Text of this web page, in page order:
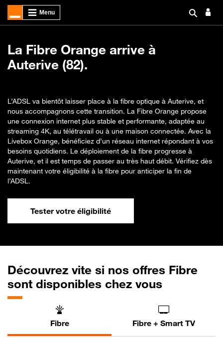
La Fibre Orange arrive à
Auterive (82).
L’ADSL va bientôt laisser place à la fibre optique à Auterive, et
nous accompagnons cette transition. La Fibre Orange propose
une connexion internet plus stable et performante, adaptée au
streaming 4K, au télétravail ou à une maison connectée. Avec la
Livebox Orange, bénéficiez d’un réseau internet répondant à vos
besoins quotidiens. Le déploiement de la fibre progresse à
Auterive, et il est temps de passer au très haut débit. Vérifiez dès
maintenant votre éligibilité à la fibre pour anticiper la fin de
l’ADSL.
Tester votre éligibilité
Découvrez vite si nos offres Fibre
sont disponibles chez vous
Fibre Fibre + Smart TV